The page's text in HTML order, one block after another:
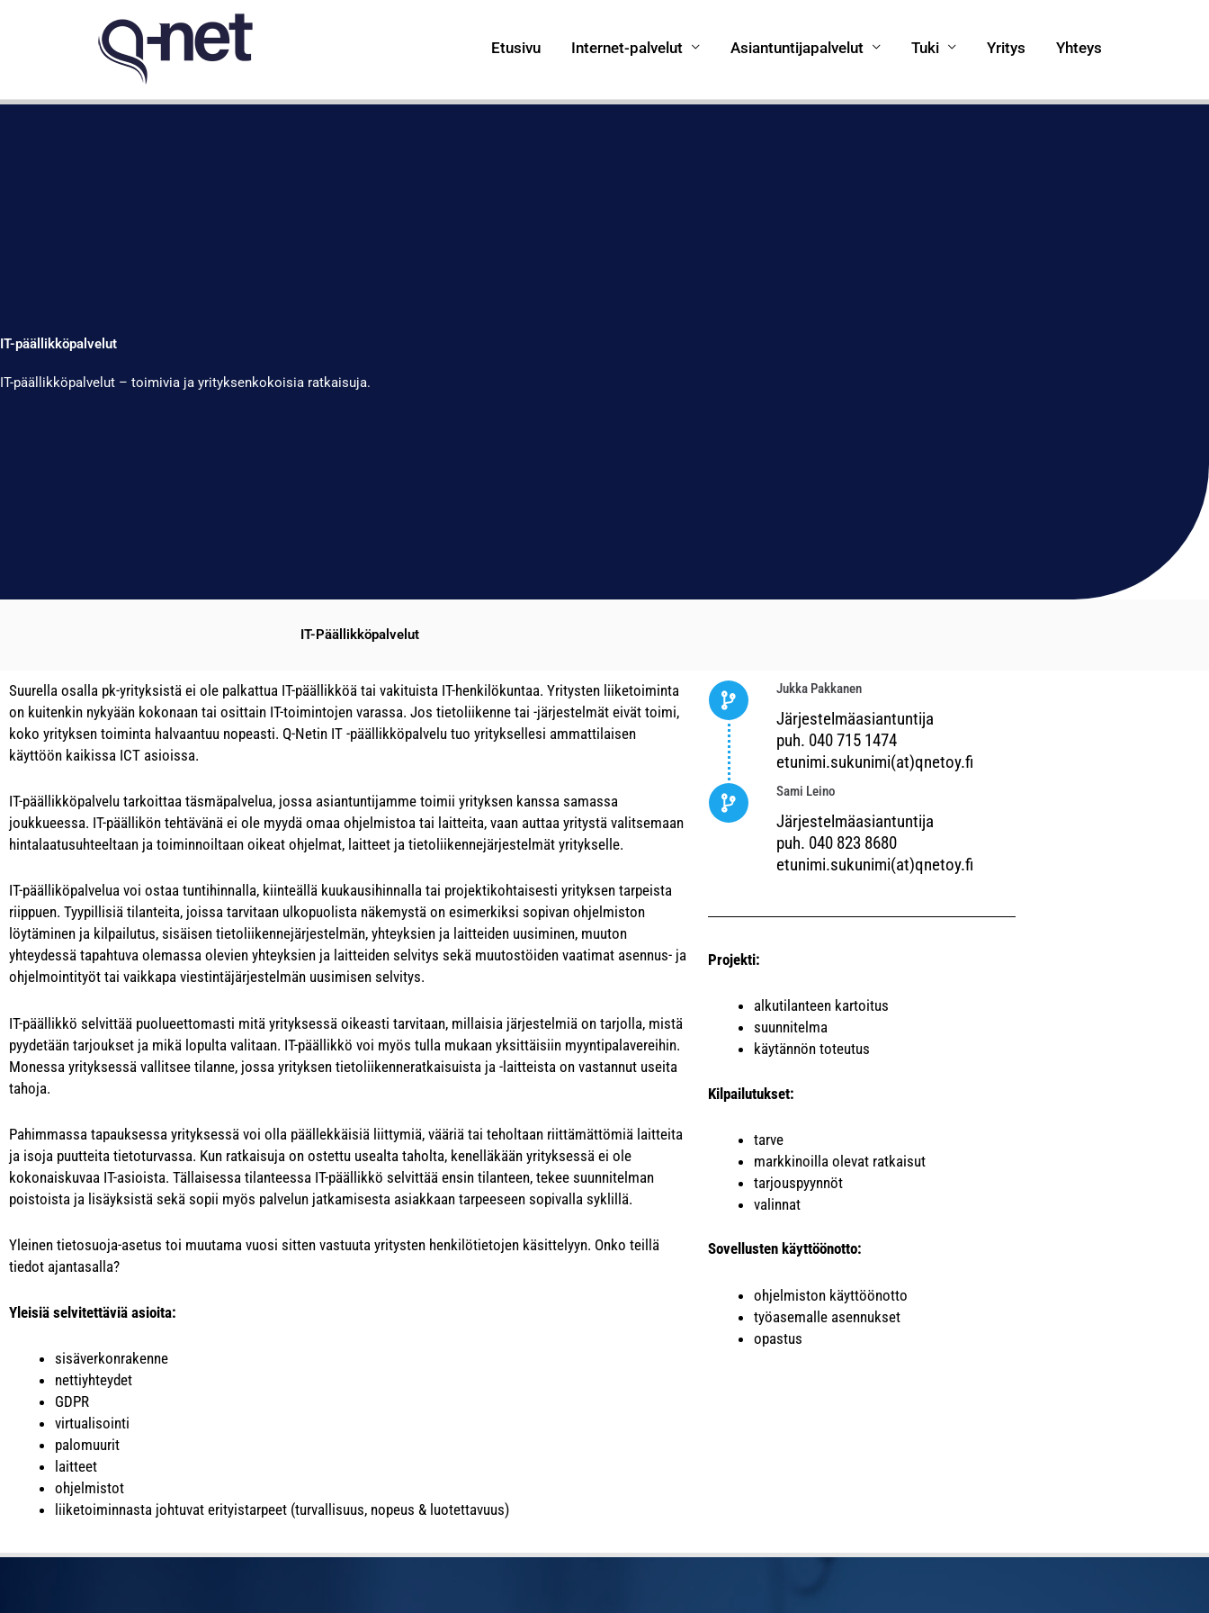
Etusivu Internet-palvelut Asiantuntijapalvelut Tuki Yritys Yhteys
IT-päällikköpalvelut
IT-päällikköpalvelut – toimivia ja yrityksenkokoisia ratkaisuja.
IT-Päällikköpalvelut
Suurella osalla pk-yrityksistä ei ole palkattua IT-päällikköä tai vakituista IT-henkilökuntaa. Yritysten liiketoiminta
on kuitenkin nykyään kokonaan tai osittain IT-toimintojen varassa. Jos tietoliikenne tai -järjestelmät eivät toimi,
koko yrityksen toiminta halvaantuu nopeasti. Q-Netin IT -päällikköpalvelu tuo yrityksellesi ammattilaisen
käyttöön kaikissa ICT asioissa.
IT-päällikköpalvelu tarkoittaa täsmäpalvelua, jossa asiantuntijamme toimii yrityksen kanssa samassa
joukkueessa. IT-päällikön tehtävänä ei ole myydä omaa ohjelmistoa tai laitteita, vaan auttaa yritystä valitsemaan
hintalaatusuhteeltaan ja toiminnoiltaan oikeat ohjelmat, laitteet ja tietoliikennejärjestelmät yritykselle.
IT-päälliköpalvelua voi ostaa tuntihinnalla, kiinteällä kuukausihinnalla tai projektikohtaisesti yrityksen tarpeista
riippuen. Tyypillisiä tilanteita, joissa tarvitaan ulkopuolista näkemystä on esimerkiksi sopivan ohjelmiston
löytäminen ja kilpailutus, sisäisen tietoliikennejärjestelmän, yhteyksien ja laitteiden uusiminen, muuton
yhteydessä tapahtuva olemassa olevien yhteyksien ja laitteiden selvitys sekä muutostöiden vaatimat asennus- ja
ohjelmointityöt tai vaikkapa viestintäjärjestelmän uusimisen selvitys.
IT-päällikkö selvittää puolueettomasti mitä yrityksessä oikeasti tarvitaan, millaisia järjestelmiä on tarjolla, mistä
pyydetään tarjoukset ja mikä lopulta valitaan. IT-päällikkö voi myös tulla mukaan yksittäisiin myyntipalavereihin.
Monessa yrityksessä vallitsee tilanne, jossa yrityksen tietoliikenneratkaisuista ja -laitteista on vastannut useita
tahoja.
Pahimmassa tapauksessa yrityksessä voi olla päällekkäisiä liittymiä, vääriä tai teholtaan riittämättömiä laitteita
ja isoja puutteita tietoturvassa. Kun ratkaisuja on ostettu usealta taholta, kenelläkään yrityksessä ei ole
kokonaiskuvaa IT-asioista. Tällaisessa tilanteessa IT-päällikkö selvittää ensin tilanteen, tekee suunnitelman
poistoista ja lisäyksistä sekä sopii myös palvelun jatkamisesta asiakkaan tarpeeseen sopivalla syklillä.
Yleinen tietosuoja-asetus toi muutama vuosi sitten vastuuta yritysten henkilötietojen käsittelyyn. Onko teillä
tiedot ajantasalla?
Yleisiä selvitettäviä asioita:
sisäverkonrakenne
nettiyhteydet
GDPR
virtualisointi
palomuurit
laitteet
ohjelmistot
liiketoiminnasta johtuvat erityistarpeet (turvallisuus, nopeus & luotettavuus)
Jukka Pakkanen
Järjestelmäasiantuntija
puh. 040 715 1474
etunimi.sukunimi(at)qnetoy.fi
Sami Leino
Järjestelmäasiantuntija
puh. 040 823 8680
etunimi.sukunimi(at)qnetoy.fi
Projekti:
alkutilanteen kartoitus
suunnitelma
käytännön toteutus
Kilpailutukset:
tarve
markkinoilla olevat ratkaisut
tarjouspyynnöt
valinnat
Sovellusten käyttöönotto:
ohjelmiston käyttöönotto
työasemalle asennukset
opastus